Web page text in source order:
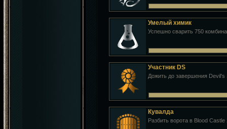
Умелый химик
Успешно сварить 750
Участник DS
Дожить до завершения Devil's
Кувалда
Разбить ворота в Blood Castle